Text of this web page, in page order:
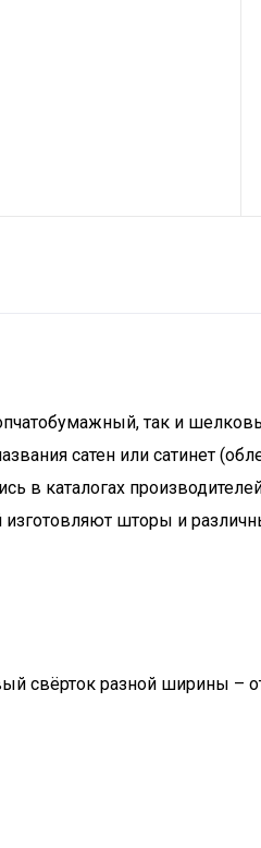
так и
сатен или сатинет
в каталогах
изготовляют шторы и
свёрток разной ширины –